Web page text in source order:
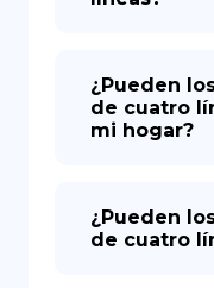
¿Pueden
de cuatro
mi hogar?
¿Pueden
de cuatro